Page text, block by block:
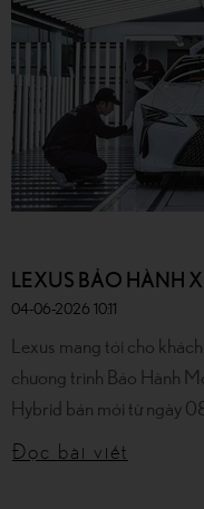
LEXUS BẢO HÀNH
04-06-2026 10:11
Lexus mang tới cho
chương trình Bảo Hành
Hybrid bán mới từ ngày
Đọc bài viết